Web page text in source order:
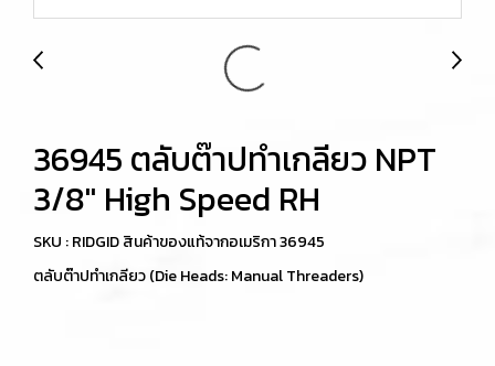
36945 ตลับต๊าปทำเกลียว NPT
3/8" High Speed RH
SKU : RIDGID สินค้าของแท้จากอเมริกา 36945
ตลับต๊าปทำเกลียว (Die Heads: Manual Threaders)